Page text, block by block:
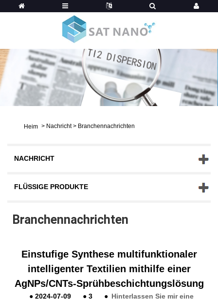
Heim > Nachricht > Branchennachrichten
NACHRICHT
FLÜSSIGE PRODUKTE
Branchennachrichten
Einstufige Synthese multifunktionaler
intelligenter Textilien mithilfe einer
AgNPs/CNTs-Sprühbeschichtungslösung
● 2024-07-09 ● 3 ● Hinterlassen Sie mir eine